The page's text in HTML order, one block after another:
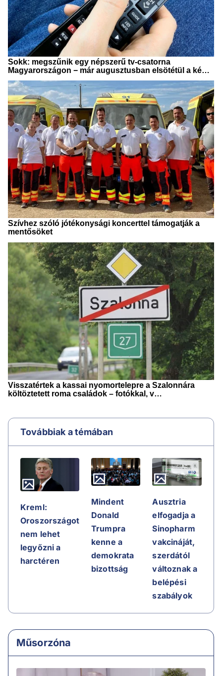
Továbbiak a témában
Kreml:
Oroszországot
nem lehet
legyőzni a
harctéren
Mindent
Donald
Trumpra
kenne a
demokrata
bizottság
Ausztria
elfogadja a
Sinopharm
vakcináját,
szerdától
változnak a
belépési
szabályok
Műsorzóna